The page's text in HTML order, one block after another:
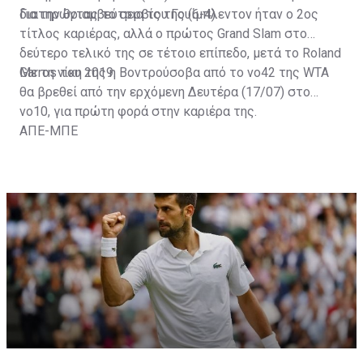
διατηρώντας το σερβίς της (6-4).
Για την θριαμβεύτρια του Γουίμπλεντον ήταν ο 2ος
τίτλος καριέρας, αλλά ο πρώτος Grand Slam στο
δεύτερο τελικό της σε τέτοιο επίπεδο, μετά το Roland
Garros του 2019.
Με τη νίκη της η Βοντρούσοβα από το νο42 της WTA
θα βρεθεί από την ερχόμενη Δευτέρα (17/07) στο
νο10, για πρώτη φορά στην καριέρα της.
ΑΠΕ-ΜΠΕ